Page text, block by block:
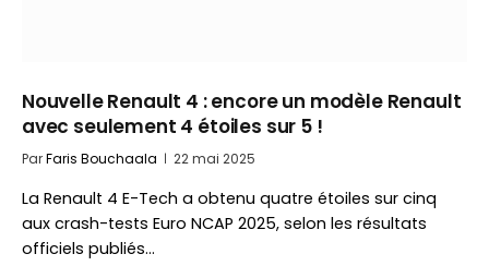
Nouvelle Renault 4 : encore un modèle Renault
avec seulement 4 étoiles sur 5 !
ParFaris Bouchaala 22 mai 2025
La Renault 4 E-Tech a obtenu quatre étoiles sur cinq
aux crash-tests Euro NCAP 2025, selon les résultats
officiels publiés…